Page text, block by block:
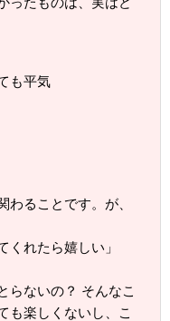
も平気
ることです。が、
くれたら嬉しい」
らないの？ そんなこ
も楽しくないし、こ